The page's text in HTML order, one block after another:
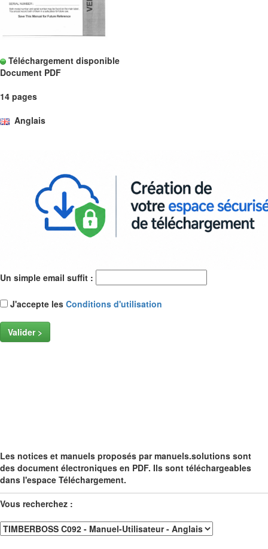
Téléchargement disponible
Document PDF
14 pages
Anglais
Un simple email suffit :
J'accepte les Conditions d'utilisation
Valider >
Les notices et manuels proposés par manuels.solutions sont
des document électroniques en PDF. Ils sont téléchargeables
dans l'espace Téléchargement.
Vous recherchez :